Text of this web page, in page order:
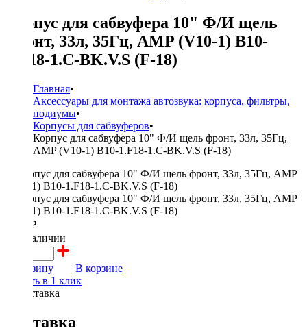
Корпус для сабвуфера 10" Ф/И щель
фронт, 33л, 35Гц, AMP (V10-1) B10-
1.F18-1.C-BK.V.S (F-18)
Главная•
Аксессуары для монтажа автозвука: корпуса, фильтры,
подиумы•
Корпусы для сабвуферов•
Корпус для сабвуфера 10" Ф/И щель фронт, 33л, 35Гц,
AMP (V10-1) B10-1.F18-1.C-BK.V.S (F-18)
5000 ₽
в наличии
В корзину
В корзине
Купить в 1 клик
Доставка